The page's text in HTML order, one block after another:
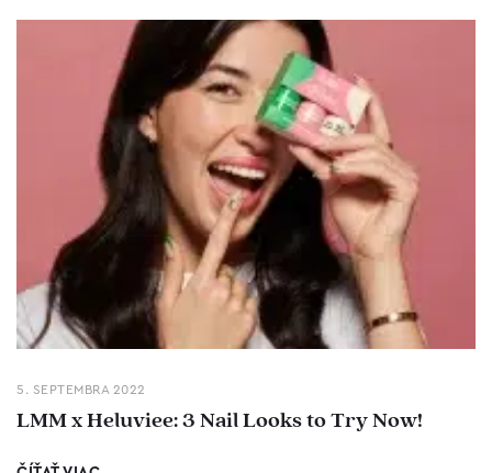
5. SEPTEMBRA 2022
LMM x Heluviee: 3 Nail Looks to Try Now!